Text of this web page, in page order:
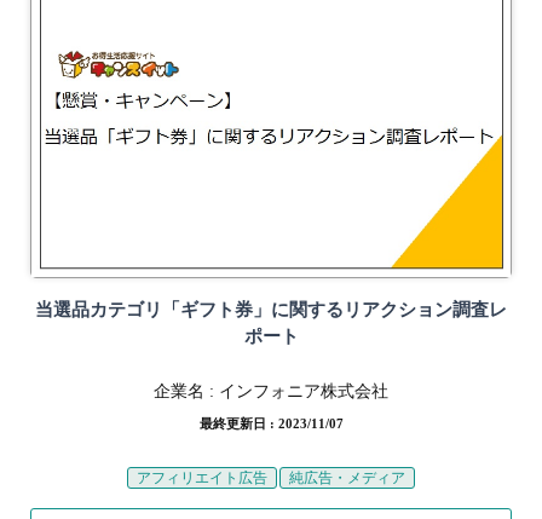
当選品カテゴリ「ギフト券」に関するリアクション調査レ
ポート
企業名 : インフォニア株式会社
最終更新日 : 2023/11/07
アフィリエイト広告 純広告・メディア